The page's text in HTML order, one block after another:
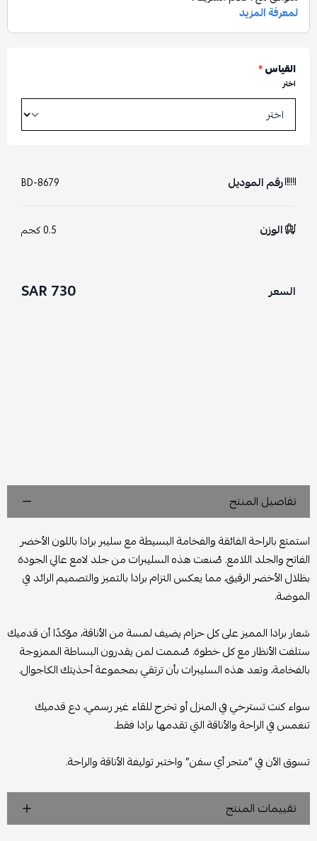
القياس*
اختر
رقم الموديل BD-8679
الوزن 0.5 كجم
السعر 730 SAR
تفاصيل المنتج
استمتع بالراحة الفائقة والفخامة البسيطة مع سليبر برادا باللون الأخضر
الفاتح والجلد اللامع. صُنعت هذه السليبرات من جلد لامع عالي الجودة
بظلال الأخضر الرقيق، مما يعكس التزام برادا بالتميز والتصميم الرائد في
الموضة.
شعار برادا المميز على كل حزام يضيف لمسة من الأناقة، مؤكدًا أن قدميك
ستلفت الأنظار مع كل خطوة. صُممت لمن يقدرون البساطة الممزوجة
بالفخامة، وتعد هذه السليبرات بأن ترتقي بمجموعة أحذيتك الكاجوال.
سواء كنت تسترخي في المنزل أو تخرج للقاء غير رسمي، دع قدميك
تنغمس في الراحة والأناقة التي تقدمها برادا فقط.
تسوق الآن في “متجر أي سفن” واختبر توليفة الأناقة والراحة.
تقييمات المنتج